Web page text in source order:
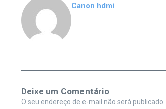
Canon hdmi
Deixe um Comentário
O seu endereço de e-mail não será publicado.